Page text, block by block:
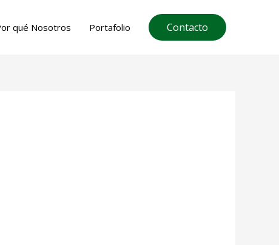
qué Nosotros Portafolio Contacto